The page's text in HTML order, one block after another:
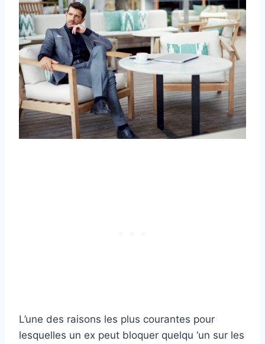
L’une des raisons les plus courantes pour
lesquelles un ex peut bloquer quelqu ‘un sur les